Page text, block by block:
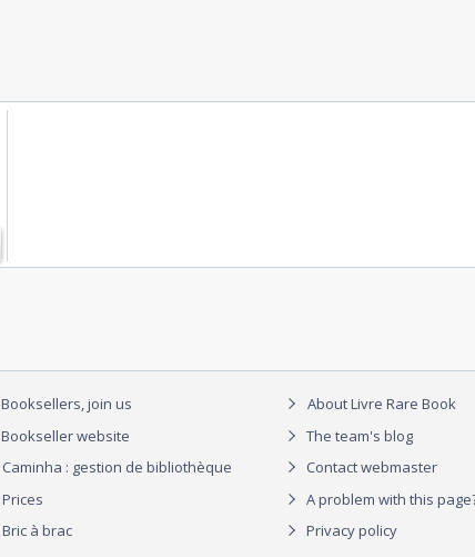
Booksellers, join us
Bookseller website
Caminha : gestion de bibliothèque
Prices
Bric à brac
About Livre Rare Book
The team's blog
Contact webmaster
A problem with this
Privacy policy